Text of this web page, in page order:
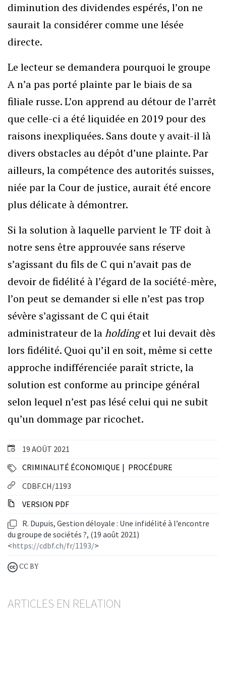
19 AOÛT 2021
CRIMINALITÉ ÉCONOMIQUE
PROCÉDURE
CDBF.CH/1193
VERSION PDF
R. Dupuis, Gestion déloyale : Une infidélité à l’encontre
du groupe de sociétés ?, (19 août 2021)
<https://cdbf.ch/fr/1193/>
CC BY
ARTICLES EN RELATION
diminution des dividendes espérés, l’on ne
saurait la considérer comme une lésée
directe.
Le lecteur se demandera pourquoi le groupe
A n’a pas porté plainte par le biais de sa
filiale russe. L’on apprend au détour de l’arrêt
que celle-ci a été liquidée en 2019 pour des
raisons inexpliquées. Sans doute y avait-il là
divers obstacles au dépôt d’une plainte. Par
ailleurs, la compétence des autorités suisses,
niée par la Cour de justice, aurait été encore
plus délicate à démontrer.
Si la solution à laquelle parvient le TF doit à
notre sens être approuvée sans réserve
s’agissant du fils de C qui n’avait pas de
devoir de fidélité à l’égard de la société-mère,
l’on peut se demander si elle n’est pas trop
sévère s’agissant de C qui était
administrateur de laholdinget lui devait dès
lors fidélité. Quoi qu’il en soit, même si cette
approche indifférenciée paraît stricte, la
solution est conforme au principe général
selon lequel n’est pas lésé celui qui ne subit
qu’un dommage par ricochet.